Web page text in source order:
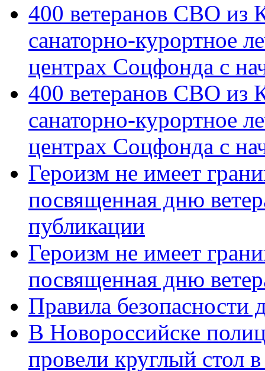
400 ветеранов СВО из
санаторно-курортное
центрах Соцфонда с
400 ветеранов СВО из
санаторно-курортное
центрах Соцфонда с
Героизм не имеет
посвященная дню
публикации
Героизм не имеет
посвященная дню
Правила безопасности
В Новороссийске
провели круглый стол